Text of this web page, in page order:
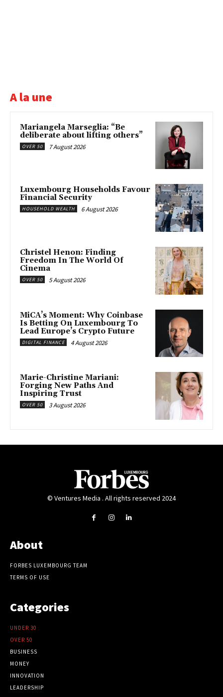
A la une
Mariangela Marseglia: “Be
deliberate about lifting others”
OVER 50 7 August 2026
Luxembourg Households Favour
Financial Security
HOUSEHOLD WEALTH 6 August 2026
Christel Henon: Finding
Freedom In The World Of
Cinema
OVER 50 5 August 2026
MiCA’s Moment: Why Coinbase
Is Betting On Luxembourg To
Lead Europe’s Crypto Future
DIGITAL FINANCE 4 August 2026
Marie-Christine Mariani:
Forging New Paths And
Inspiring Trust
OVER 50 3 August 2026
© Ventures Media . All rights reserved 2024
About
FORBES LUXEMBOURG TEAM
TERMS OF USE
Categories
UNDER 30
OVER 50
BUSINESS
MONEY
INNOVATION
LEADERSHIP